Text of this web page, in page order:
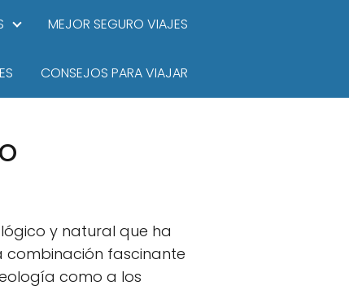
MEJOR SEGURO VIAJES
CONSEJOS PARA VIAJAR
y natural que ha
combinación fascinante
como a los